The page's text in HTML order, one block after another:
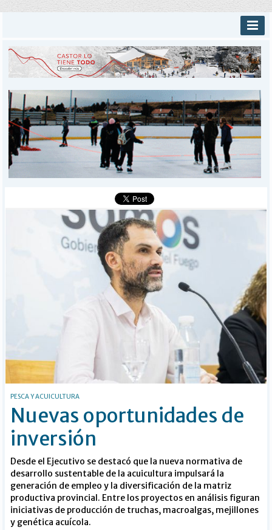
INICIO
PROVINCIALES
DEPORTES
POLICIALES
I-DIARIO
MÁS
BÚSQUEDA
PESCA Y ACUICULTURA
Nuevas oportunidades de
inversión
Desde el Ejecutivo se destacó que la nueva normativa de
desarrollo sustentable de la acuicultura impulsará la
generación de empleo y la diversificación de la matriz
productiva provincial. Entre los proyectos en análisis figuran
iniciativas de producción de truchas, macroalgas, mejillones
y genética acuícola.